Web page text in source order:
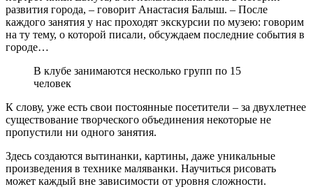
развития города, – говорит Анастасия Балыш. – После
каждого занятия у нас проходят экскурсии по музею: говорим
на ту тему, о которой писали, обсуждаем последние события в
городе…
В клубе занимаются несколько групп по 15
человек
К слову, уже есть свои постоянные посетители – за двухлетнее
существование творческого объединения некоторые не
пропустили ни одного занятия.
Здесь создаются вытинанки, картины, даже уникальные
произведения в технике маляванки. Научиться рисовать
может каждый вне зависимости от уровня сложности.